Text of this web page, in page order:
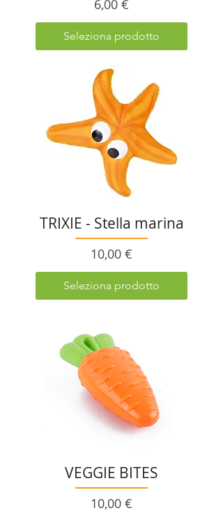
6,00 €
Seleziona prodotto
TRIXIE - Stella marina
Prezzo
10,00 €
Seleziona prodotto
VEGGIE BITES
Prezzo
10,00 €